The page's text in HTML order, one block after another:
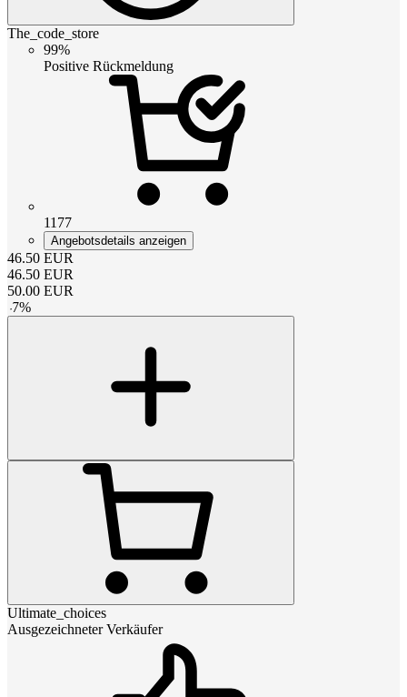
The_code_store
99%
Positive Rückmeldung
1177
Angebotsdetails anzeigen
46.50 EUR
46.50 EUR
50.00 EUR
-7%
Ultimate_choices
Ausgezeichneter Verkäufer